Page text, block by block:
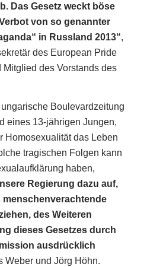
Das Gesetz weckt böse
von so genannter
in Russland 2013“,
des European Pride
des Vorstands des
Boulevardzeitung
eines 13-jährigen Jungen,
Homosexualität das Leben
tragischen Folgen kann
haben,
Regierung dazu auf,
des Weiteren
dieses Gesetzes durch
ausdrücklich
Weber und Jörg Höhn.